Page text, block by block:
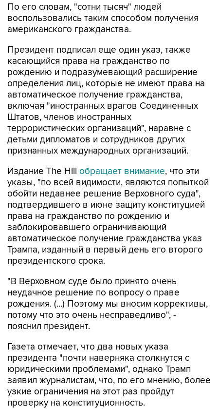
По его словам, "сотни тысяч" людей
воспользовались таким способом получения
американского гражданства.
Президент подписал еще один указ, также
касающийся права на гражданство по
рождению и подразумевающий расширение
определения лиц, которые не имеют права на
автоматическое получение гражданства,
включая "иностранных врагов Соединенных
Штатов, членов иностранных
террористических организаций", наравне с
детьми дипломатов и сотрудников других
признанных международных организаций.
Издание The Hill обращает внимание, что эти
указы, "по всей видимости, являются попыткой
обойти недавнее решение Верховного суда",
подтвердившего в июне защиту конституцией
права на гражданство по рождению и
заблокировавшего ограничивающий
автоматическое получение гражданства указ
Трампа, изданный в первый день его второго
президентского срока.
"В Верховном суде было принято очень
неудачное решение по вопросу о праве
рождения. (...) Поэтому мы вносим коррективы,
потому что это очень несправедливо", -
пояснил президент.
Газета отмечает, что два новых указа
президента "почти наверняка столкнутся с
юридическими проблемами", однако Трамп
заявил журналистам, что, по его мнению, более
узкие ограничения на этот раз пройдут
проверку на конституционность.